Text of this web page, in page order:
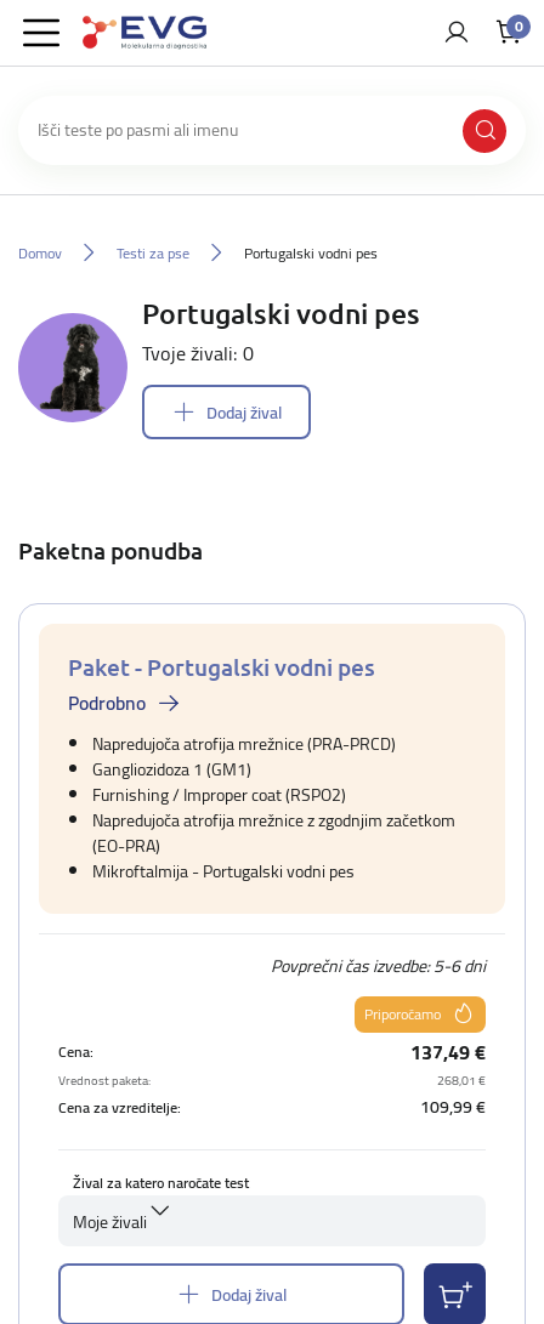
0
Domov Testi za pse Portugalski vodni pes
Portugalski vodni pes
Tvoje živali: 0
Dodaj žival
Paketna ponudba
Paket - Portugalski vodni pes
Podrobno
Napredujoča atrofija mrežnice (PRA-PRCD)
Gangliozidoza 1 (GM1)
Furnishing / Improper coat (RSPO2)
Napredujoča atrofija mrežnice z zgodnjim začetkom
(EO-PRA)
Mikroftalmija - Portugalski vodni pes
Povprečni čas izvedbe: 5-6 dni
Priporočamo
Cena:
137,49 €
Vrednost paketa: 268,01 €
Cena za vzreditelje: 109,99 €
Žival za katero naročate test
Moje živali
Dodaj žival